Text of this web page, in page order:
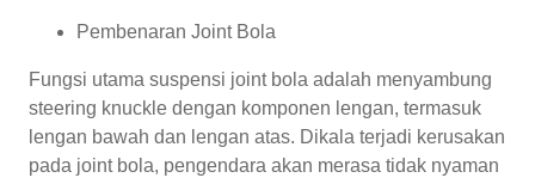
Pembenaran Joint Bola
Fungsi utama suspensi joint bola adalah menyambung
steering knuckle dengan komponen lengan, termasuk
lengan bawah dan lengan atas. Dikala terjadi kerusakan
pada joint bola, pengendara akan merasa tidak nyaman